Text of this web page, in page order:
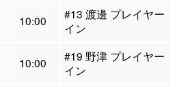
10:00
#13 渡邊 プレイヤー
イン
10:00
#19 野津 プレイヤー
イン